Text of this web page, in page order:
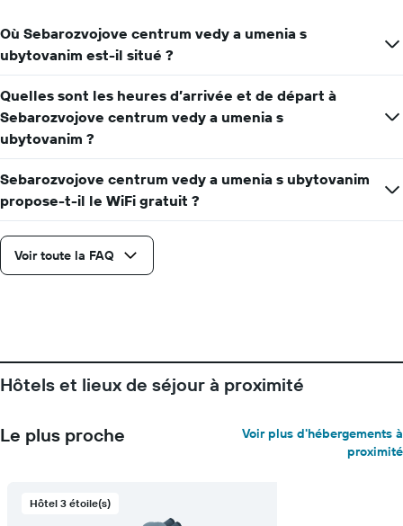
Où Sebarozvojove centrum vedy a umenia s
ubytovanim est-il situé ?
Quelles sont les heures d’arrivée et de départ à
Sebarozvojove centrum vedy a umenia s
ubytovanim ?
Sebarozvojove centrum vedy a umenia s ubytovanim
propose-t-il le WiFi gratuit ?
Voir toute la FAQ
Hôtels et lieux de séjour à proximité
Le plus proche
Voir plus d'hébergements à
proximité
Hôtel 3 étoile(s)